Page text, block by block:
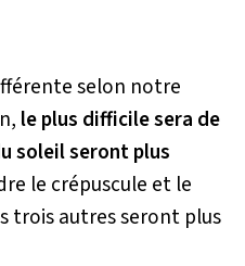
selon notre
le plus difficile sera de
soleil seront plus
le crépuscule et le
trois autres seront plus